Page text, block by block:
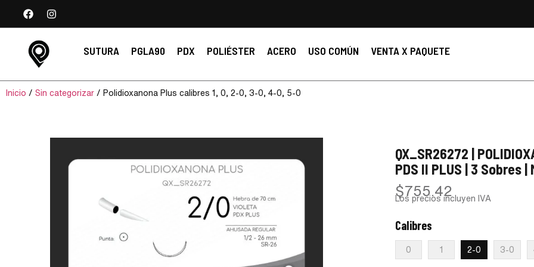
SUTURA PGLA90 PDX POLIÉSTER ACERO USO COMÚN VENTA X PAQUETE
Inicio / Sin categorizar / Polidioxanona Plus calibres 1, 0, 2-0, 3-0, 4-0, 5-0
QX_SR26272 |
PDS II PLUS | 3 Sobres
$755.42
Los precios incluyen IVA
Calibres
0 1 2-0 3-0